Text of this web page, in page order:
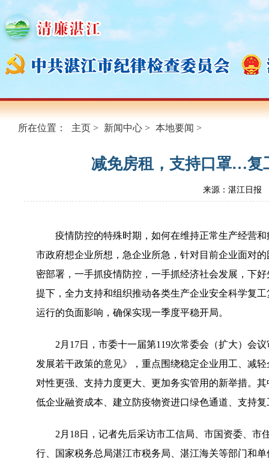
所在位置： 主页 > 新闻中心 > 本地要闻 >
减免房租，支持口罩…复
来源：湛江日报
疫情防控的特殊时期，如何在维持正常生产经营
市政府想企业所想，急企业所急，针对目前企业面对
密部署，一手抓疫情防控，一手抓经济社会发展，下
提下，全力支持和组织推动各类生产企业安全科学复
运行的负面影响，确保实现一季度平稳开局。
2月17日，市委十一届第119次常委会（扩大）会
发展若干政策的意见》，重点围绕稳定企业用工、减
对性更强、支持力度更大、更加务实管用的新举措。
低企业融资成本、建立防疫物资进口绿色通道、支持
2月18日，记者先后采访市工信局、市国资委、
行、国家税务总局湛江市税务局、湛江海关等部门和